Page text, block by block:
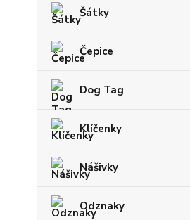
Šátky
Čepice
Dog Tag
Klíčenky
Nášivky
Odznaky